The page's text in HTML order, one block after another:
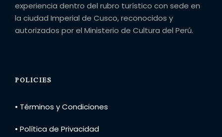
experiencia dentro del rubro turístico con sede en
la ciudad Imperial de Cusco, reconocidos y
autorizados por el Ministerio de Cultura del Perú.
POLICIES
• Términos y Condiciones
• Política de Privacidad